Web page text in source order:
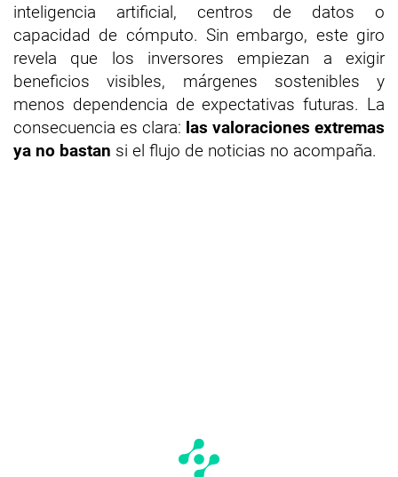
inteligencia artificial, centros de datos o
capacidad de cómputo. Sin embargo, este giro
revela que los inversores empiezan a exigir
beneficios visibles, márgenes sostenibles y
menos dependencia de expectativas futuras. La
consecuencia es clara: las valoraciones extremas
ya no bastan si el flujo de noticias no acompaña.